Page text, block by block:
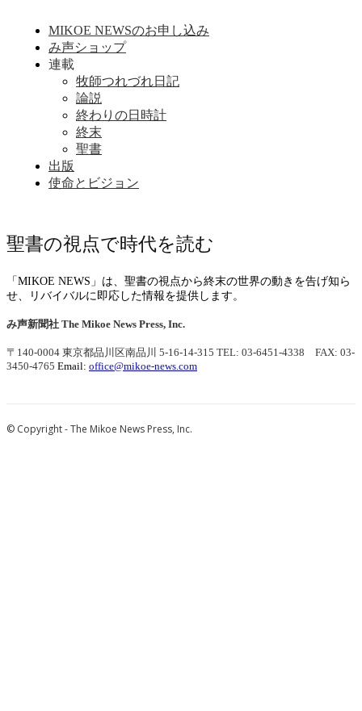
MIKOE NEWSのお申し込み
み声ショップ
連載
牧師つれづれ日記
論説
終わりの日時計
終末
聖書
出版
使命とビジョン
聖書の視点で時代を読む
「MIKOE NEWS」は、聖書の視点から終末の世界の動きを告げ知ら
せ、リバイバルに即応した情報を提供します。
み声新聞社 The Mikoe News Press, Inc.
〒140-0004 東京都品川区南品川 5-16-14-315 TEL: 03-6451-4338 FAX: 03-
3450-4765 Email: office@mikoe-news.com
© Copyright - The Mikoe News Press, Inc.